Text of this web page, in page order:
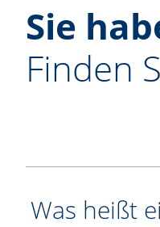
Sie
Finden
Was heißt